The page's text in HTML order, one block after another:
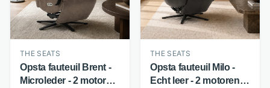
THE SEATS
Opsta fauteuil Brent -
Microleder - 2 motoren
THE SEATS
Opsta fauteuil Milo -
Echt leer - 2 motoren &